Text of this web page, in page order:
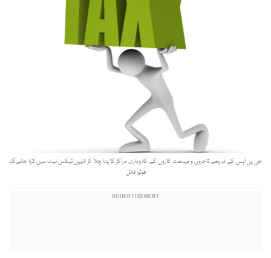
جی پی ایس کے ذریعے تاجروں و صنعت کاروں کے کاروباری مراکز کا پتا چلا کر انہیں ٹیکس نیٹ میں لایا جائےگا۔
فوٹو: فائل